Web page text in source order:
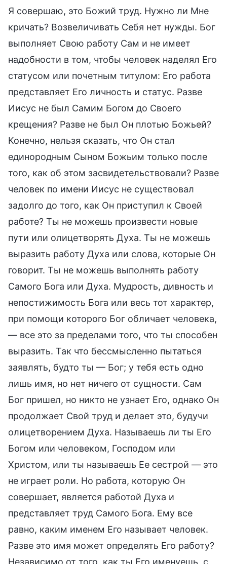
Я совершаю, это Божий труд. Нужно ли Мне
кричать? Возвеличивать Себя нет нужды. Бог
выполняет Свою работу Сам и не имеет
надобности в том, чтобы человек наделял Его
статусом или почетным титулом: Его работа
представляет Его личность и статус. Разве
Иисус не был Самим Богом до Своего
крещения? Разве не был Он плотью Божьей?
Конечно, нельзя сказать, что Он стал
единородным Сыном Божьим только после
того, как об этом засвидетельствовали? Разве
человек по имени Иисус не существовал
задолго до того, как Он приступил к Своей
работе? Ты не можешь произвести новые
пути или олицетворять Духа. Ты не можешь
выразить работу Духа или слова, которые Он
говорит. Ты не можешь выполнять работу
Самого Бога или Духа. Мудрость, дивность и
непостижимость Бога или весь тот характер,
при помощи которого Бог обличает человека,
— все это за пределами того, что ты способен
выразить. Так что бессмысленно пытаться
заявлять, будто ты — Бог; у тебя есть одно
лишь имя, но нет ничего от сущности. Сам
Бог пришел, но никто не узнает Его, однако Он
продолжает Свой труд и делает это, будучи
олицетворением Духа. Называешь ли ты Его
Богом или человеком, Господом или
Христом, или ты называешь Ее сестрой — это
не играет роли. Но работа, которую Он
совершает, является работой Духа и
представляет труд Самого Бога. Ему все
равно, каким именем Его называет человек.
Разве это имя может определять Его работу?
Независимо от того, как ты Его именуешь, с